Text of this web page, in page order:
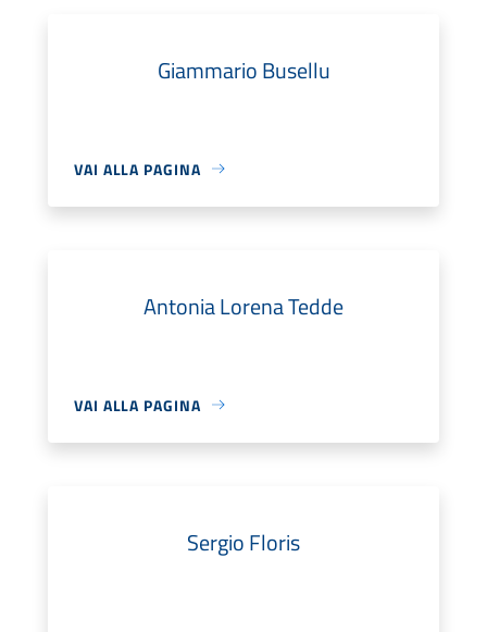
Giammario Busellu
VAI ALLA PAGINA
Antonia Lorena Tedde
VAI ALLA PAGINA
Sergio Floris